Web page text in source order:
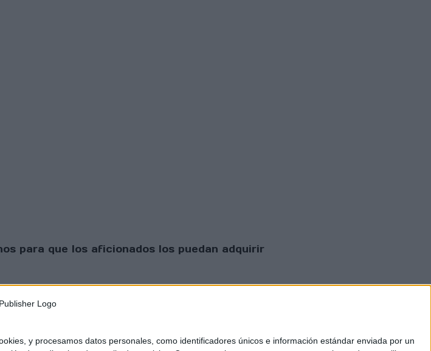
y procesamos datos personales, como identificadores únicos e información estándar enviada por un
para que los aficionados los puedan adquirir